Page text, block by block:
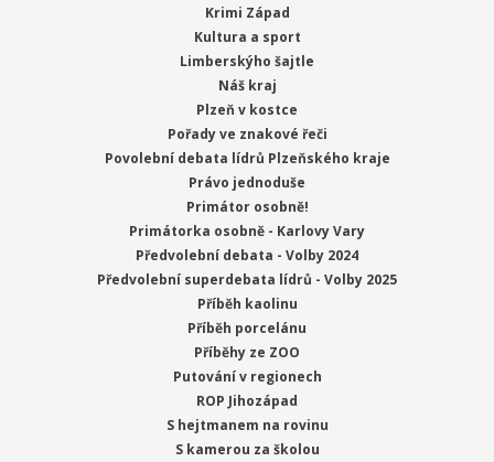
Krimi Západ
Kultura a sport
Limberskýho šajtle
Náš kraj
Plzeň v kostce
Pořady ve znakové řeči
Povolební debata lídrů Plzeňského kraje
Právo jednoduše
Primátor osobně!
Primátorka osobně - Karlovy Vary
Předvolební debata - Volby 2024
Předvolební superdebata lídrů - Volby 2025
Příběh kaolinu
Příběh porcelánu
Příběhy ze ZOO
Putování v regionech
ROP Jihozápad
S hejtmanem na rovinu
S kamerou za školou